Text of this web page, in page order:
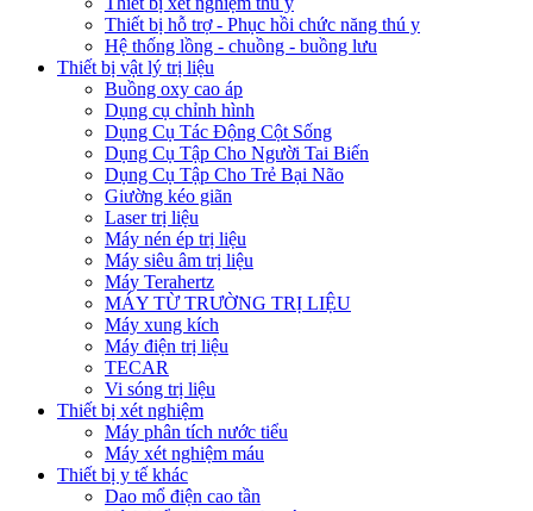
Thiết bị hỗ trợ - Phục hồi chức năng thú y
Hệ thống lồng - chuồng - buồng lưu
Thiết bị vật lý trị liệu
Buồng oxy cao áp
Dụng cụ chỉnh hình
Dụng Cụ Tác Động Cột Sống
Dụng Cụ Tập Cho Người Tai Biến
Dụng Cụ Tập Cho Trẻ Bại Não
Giường kéo giãn
Laser trị liệu
Máy nén ép trị liệu
Máy siêu âm trị liệu
Máy Terahertz
MÁY TỪ TRƯỜNG TRỊ LIỆU
Máy xung kích
Máy điện trị liệu
TECAR
Vi sóng trị liệu
Thiết bị xét nghiệm
Máy phân tích nước tiểu
Máy xét nghiệm máu
Thiết bị y tế khác
Dao mổ điện cao tần